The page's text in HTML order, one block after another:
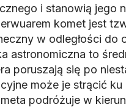
i stanowią jego
komet jest
w odległości do
astronomiczna to
poruszają się po
może je strącić ku
podróżuje w